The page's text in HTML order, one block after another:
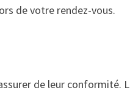
de votre rendez-vous.
de leur conformité.